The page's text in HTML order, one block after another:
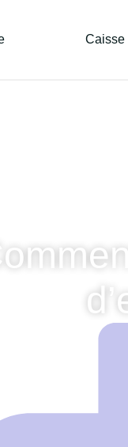
Caisse